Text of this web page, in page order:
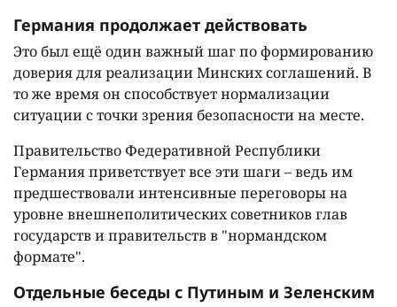
Германия продолжает действовать
Это был ещё один важный шаг по формированию
доверия для реализации Минских соглашений. В
то же время он способствует нормализации
ситуации с точки зрения безопасности на месте.
Правительство Федеративной Республики
Германия приветствует все эти шаги – ведь им
предшествовали интенсивные переговоры на
уровне внешнеполитических советников глав
государств и правительств в "нормандском
формате".
Отдельные беседы с Путиным и Зеленским